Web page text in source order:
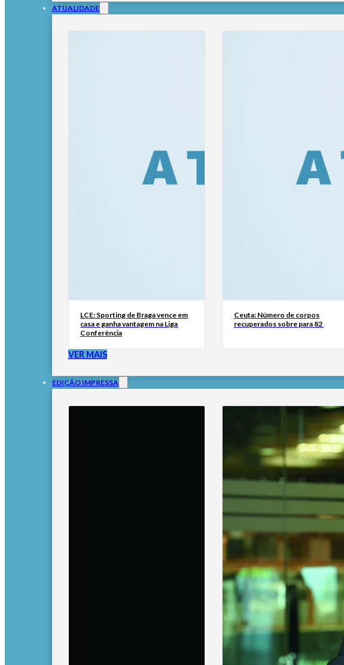
ATUALIDADE
LCE: Sporting de Braga vence em
casa e ganha vantagem na Liga
Conferência
Ceuta: Número de corpos
recuperados sobre para 82
VER MAIS
EDIÇÃO IMPRESSA